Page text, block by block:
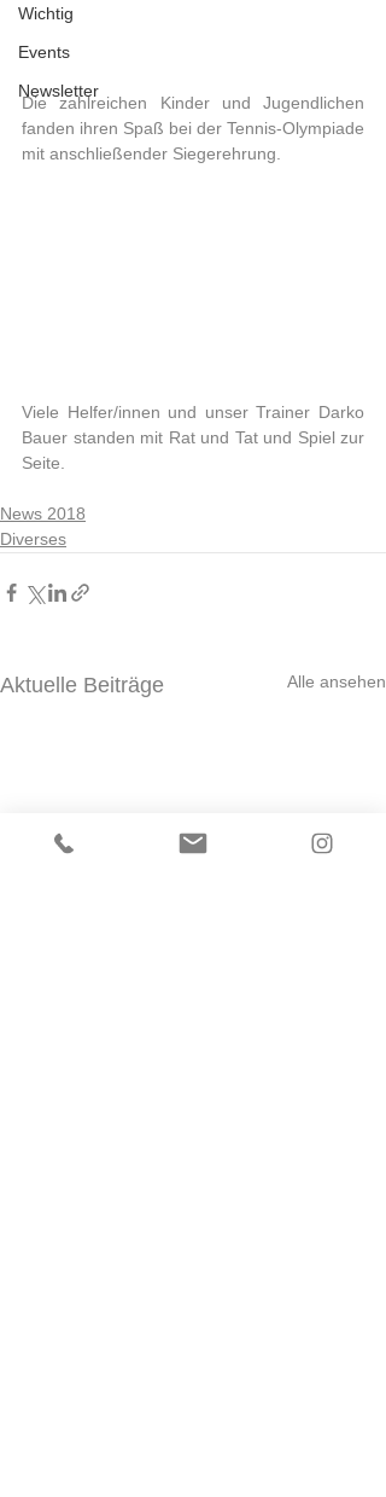
Wichtig
Events
Newsletter
Die zahlreichen Kinder und Jugendlichen
fanden ihren Spaß bei der Tennis-Olympiade
mit anschließender Siegerehrung.
Viele Helfer/innen und unser Trainer Darko
Bauer standen mit Rat und Tat und Spiel zur
Seite.
News 2018
Diverses
Aktuelle Beiträge Alle ansehen